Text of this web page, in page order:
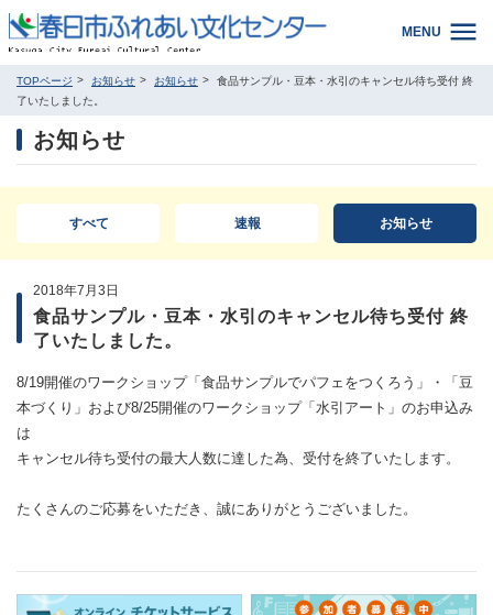
MENU
TOPページ お知らせ お知らせ
食品サンプル・豆本・水引のキャンセル待ち受付 終
了いたしました。
お知らせ
すべて 速報 お知らせ
2018年7月3日
食品サンプル・豆本・水引のキャンセル待ち受付 終
了いたしました。
8/19開催のワークショップ「食品サンプルでパフェをつくろう」・「豆
本づくり」および8/25開催のワークショップ「水引アート」のお申込み
は
キャンセル待ち受付の最大人数に達した為、受付を終了いたします。
たくさんのご応募をいただき、誠にありがとうございました。